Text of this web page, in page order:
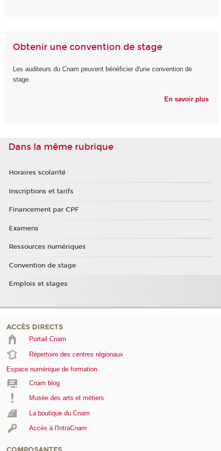
Obtenir une convention de stage
Les auditeurs du Cnam peuvent bénéficier d'une convention de
stage.
En savoir plus
Dans la même rubrique
Horaires scolarité
Inscriptions et tarifs
Financement par CPF
Examens
Ressources numériques
Convention de stage
Emplois et stages
ACCÈS DIRECTS
Portail Cnam
Répertoire des centres régionaux
Espace numérique de formation
Cnam blog
Musée des arts et métiers
La boutique du Cnam
Accès à l'IntraCnam